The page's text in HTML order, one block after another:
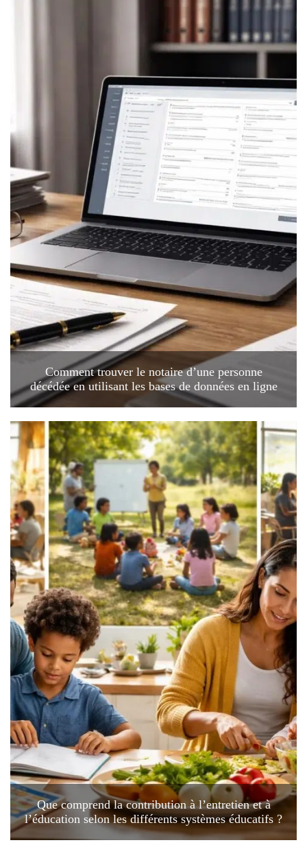
Comment trouver le notaire d’une personne
décédée en utilisant les bases de données en ligne
Que comprend la contribution à l’entretien et à
l’éducation selon les différents systèmes éducatifs ?